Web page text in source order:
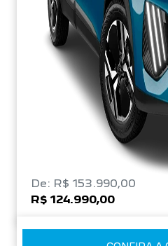
De: R$ 153.990,00
R$ 124.990,00